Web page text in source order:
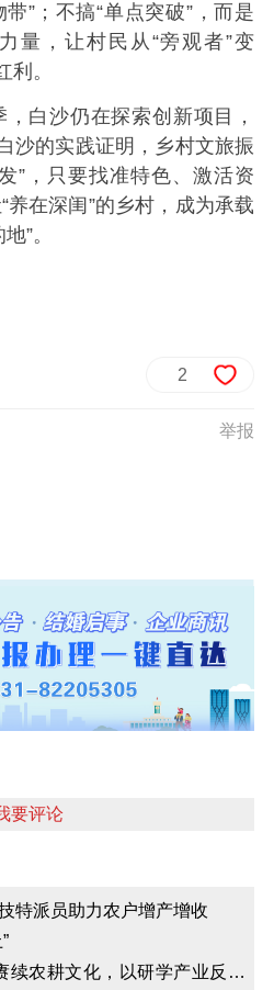
”；不搞“单点突破”，而是
量，让村民从“旁观者”变
利。
沙仍在探索创新项目，
沙的实践证明，乡村文旅振
”，只要找准特色、激活资
养在深闺”的乡村，成为承载
”。
2
举报
要评论
特派员助力农户增产增收
续农耕文化，以研学产业反哺